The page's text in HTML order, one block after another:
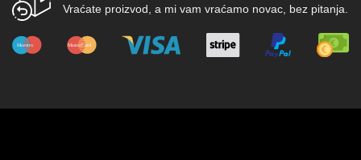
Vraćate proizvod, a mi vam vraćamo novac, bez pitanja.